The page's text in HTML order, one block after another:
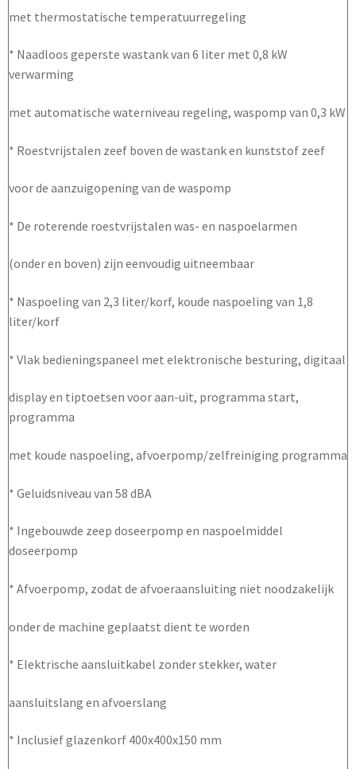
met thermostatische temperatuurregeling
* Naadloos geperste wastank van 6 liter met 0,8 kW
verwarming
met automatische waterniveau regeling, waspomp van 0,3 kW
* Roestvrijstalen zeef boven de wastank en kunststof zeef
voor de aanzuigopening van de waspomp
* De roterende roestvrijstalen was- en naspoelarmen
(onder en boven) zijn eenvoudig uitneembaar
* Naspoeling van 2,3 liter/korf, koude naspoeling van 1,8
liter/korf
* Vlak bedieningspaneel met elektronische besturing, digitaal
display en tiptoetsen voor aan-uit, programma start,
programma
met koude naspoeling, afvoerpomp/zelfreiniging programma
* Geluidsniveau van 58 dBA
* Ingebouwde zeep doseerpomp en naspoelmiddel
doseerpomp
* Afvoerpomp, zodat de afvoeraansluiting niet noodzakelijk
onder de machine geplaatst dient te worden
* Elektrische aansluitkabel zonder stekker, water
aansluitslang en afvoerslang
* Inclusief glazenkorf 400x400x150 mm